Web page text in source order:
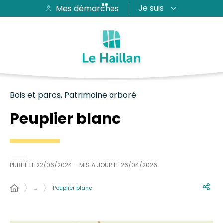
Aide et accessibilité
Passer au menu
Passer au contenuMes démarches Je suis
Bois et parcs, Patrimoine arboré
Peuplier blanc
PUBLIÉ LE 22/06/2024 – MIS À JOUR LE 26/04/2026
… Peuplier blanc